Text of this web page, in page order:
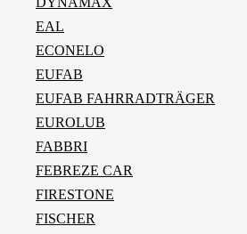
EAL
ECONELO
EUFAB
EUFAB FAHRRADTRÄGER
EUROLUB
FABBRI
FEBREZE CAR
FIRESTONE
FISCHER